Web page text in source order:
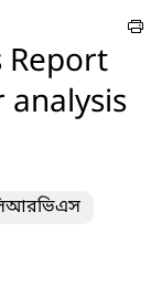
Report
analysis